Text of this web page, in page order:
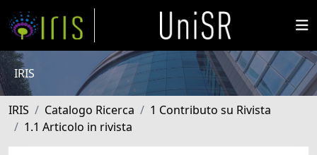
IRIS
IRIS Catalogo Ricerca
1 Contributo su Rivista
1.1 Articolo in rivista